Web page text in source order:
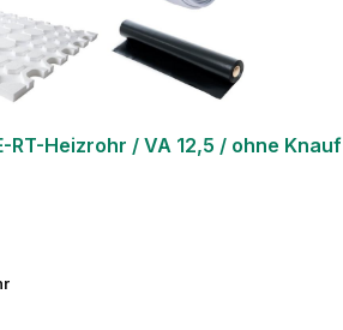
Heizrohr / VA 12,5 / ohne Knauf